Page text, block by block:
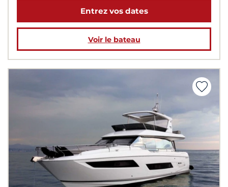
Entrez vos dates
Voir le bateau